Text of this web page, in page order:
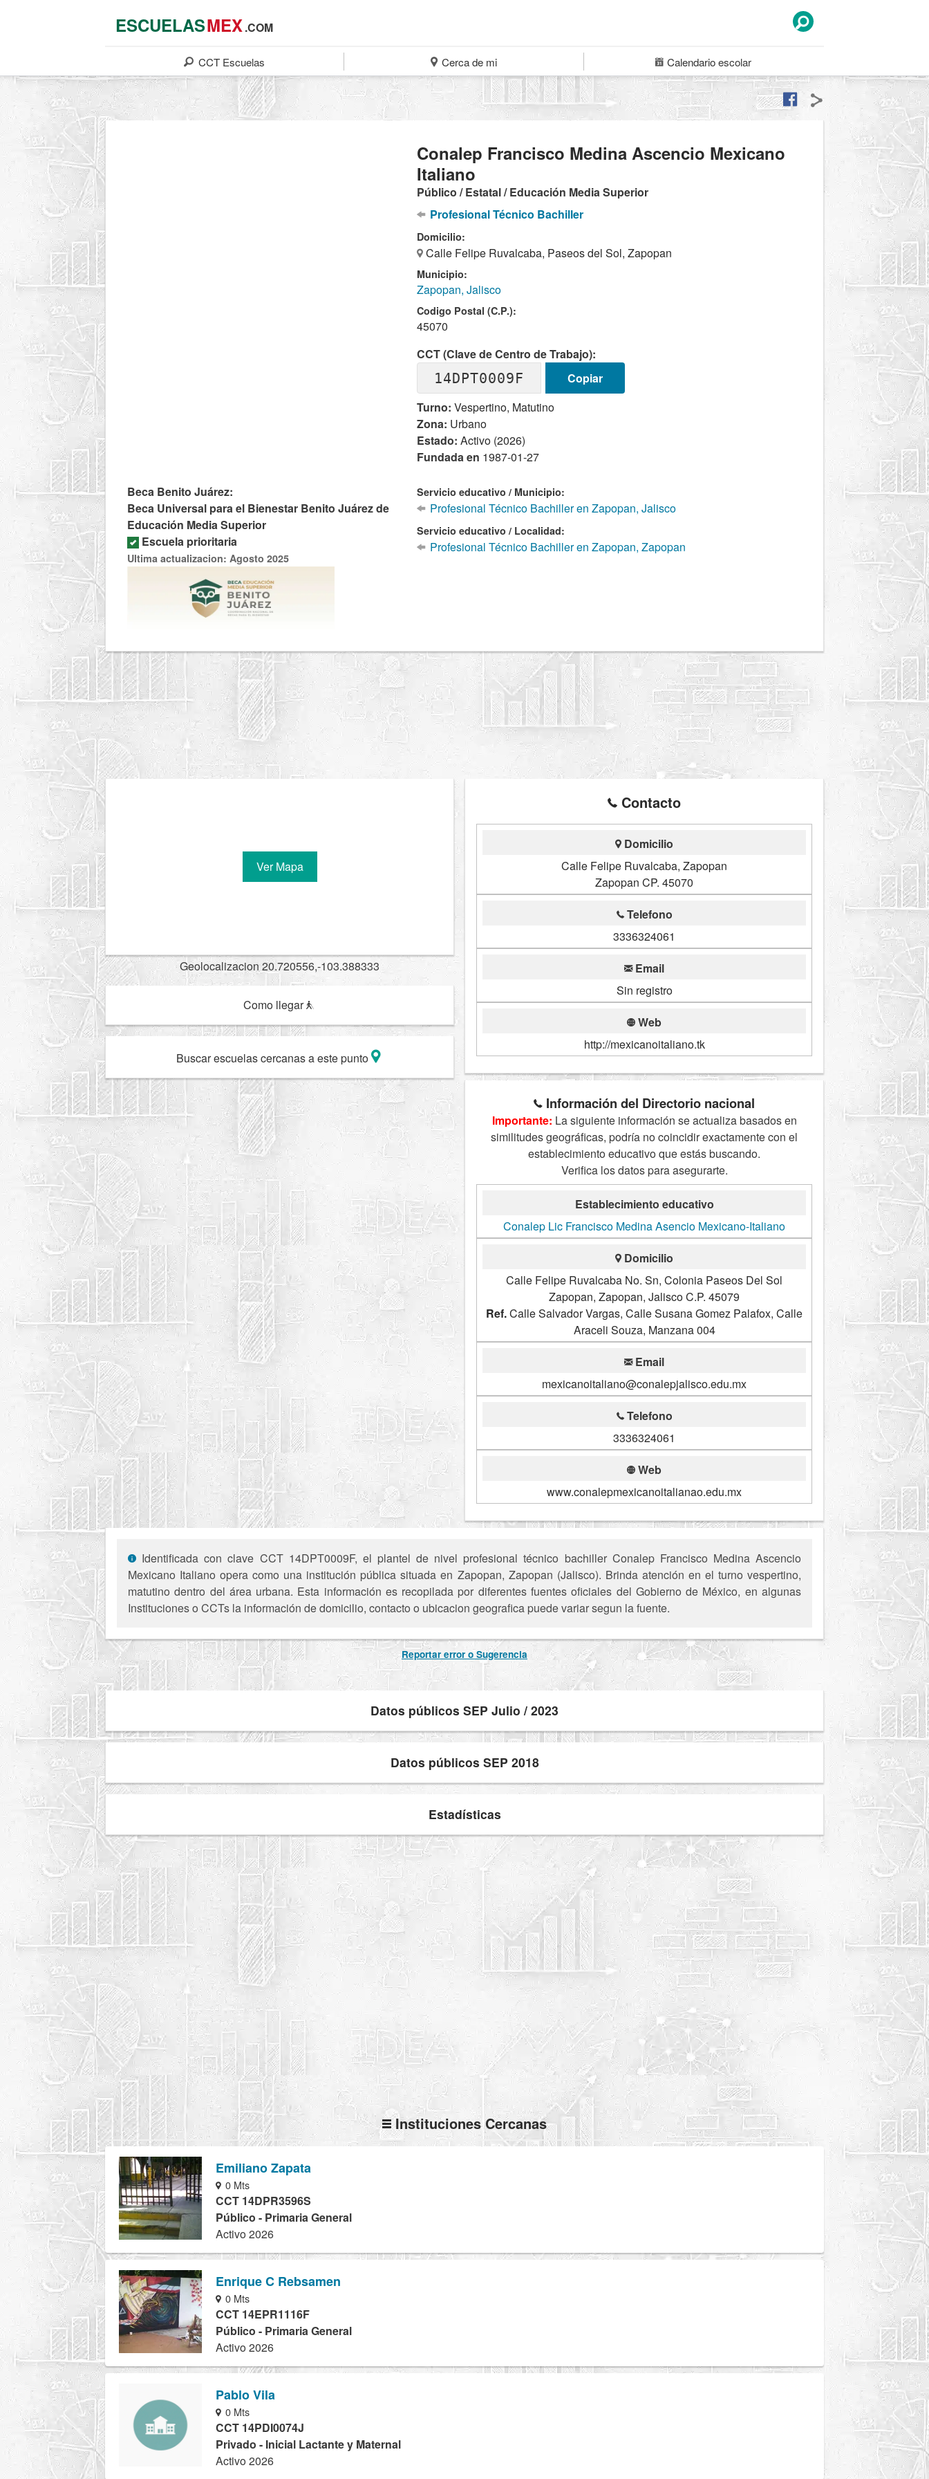
ESCUELASMEX.COM
CCT Escuelas Cerca de mi Calendarioescolar
Conalep Francisco Medina Ascencio Mexicano
Italiano
Público / Estatal / Educación Media Superior
Profesional Técnico Bachiller
Domicilio:
Calle Felipe Ruvalcaba, Paseos del Sol, Zapopan
Municipio:
Zapopan, Jalisco
Codigo Postal (C.P.):
45070
CCT (Clave de Centro de Trabajo):
14DPT0009F
Copiar
Turno: Vespertino, Matutino
Zona: Urbano
Estado: Activo (2026)
Fundada en 1987-01-27
Beca Benito Juárez:
Beca Universal para el Bienestar Benito Juárez de
Educación Media Superior
Escuela prioritaria
Ultima actualizacion: Agosto 2025
Servicio educativo / Municipio:
Profesional Técnico Bachiller en Zapopan, Jalisco
Servicio educativo / Localidad:
Profesional Técnico Bachiller en Zapopan, Zapopan
Ver Mapa
Geolocalizacion 20.720556,-103.388333
Como llegar
Buscar escuelas cercanas a este punto
Contacto
Domicilio
Calle Felipe Ruvalcaba, Zapopan
Zapopan CP. 45070
Telefono
3336324061
Email
Sin registro
Web
http://mexicanoitaliano.tk
Información del Directorio nacional
Importante: La siguiente información se actualiza basados en
similitudes geográficas, podría no coincidir exactamente con el
establecimiento educativo que estás buscando.
Verifica los datos para asegurarte.
Establecimiento educativo
Conalep Lic Francisco Medina Asencio Mexicano-Italiano
Domicilio
Calle Felipe Ruvalcaba No. Sn, Colonia Paseos Del Sol
Zapopan, Zapopan, Jalisco C.P. 45079
Ref.Calle Salvador Vargas, Calle Susana Gomez Palafox, Calle
Araceli Souza, Manzana 004
Email
mexicanoitaliano@conalepjalisco.edu.mx
Telefono
3336324061
Web
www.conalepmexicanoitalianao.edu.mx
Identificada con clave CCT 14DPT0009F, el plantel de nivel profesional técnico bachiller Conalep Francisco Medina Ascencio
Mexicano Italiano opera como una institución pública situada en Zapopan, Zapopan (Jalisco). Brinda atención en el turno vespertino,
matutino dentro del área urbana. Esta información es recopilada por diferentes fuentes oficiales del Gobierno de México, en algunas
Instituciones o CCTs la información de domicilio, contacto o ubicacion geografica puede variar segun la fuente.
Reportar error o Sugerencia
Datos públicos SEP Julio / 2023
Datos públicos SEP 2018
Estadísticas
Instituciones Cercanas
Emiliano Zapata
0 Mts
CCT 14DPR3596S
Público - Primaria General
Activo 2026
Enrique C Rebsamen
0 Mts
CCT 14EPR1116F
Público - Primaria General
Activo 2026
Pablo Vila
0 Mts
CCT 14PDI0074J
Privado - Inicial Lactante y Maternal
Activo 2026